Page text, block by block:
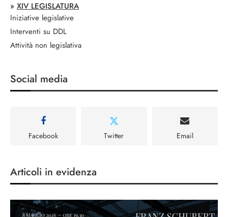
» XIV LEGISLATURA
Iniziative legislative
Interventi su DDL
Attività non legislativa
Social media
Facebook Twitter Email
Articoli in evidenza